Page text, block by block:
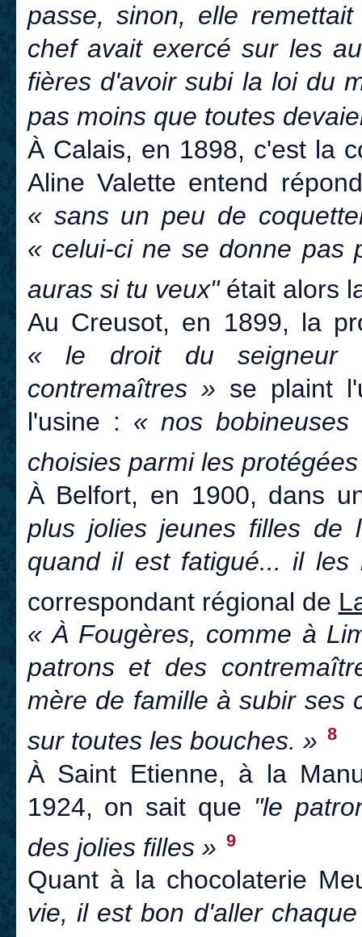
passe, sinon, elle
chef avait exercé sur les
fières d'avoir subi la loi du
pas moins que toutes
À Calais, en 1898, c'est la
Aline Valette entend
« sans un peu de
« celui-ci ne se donne pas
auras si tu veux"était alors
Au Creusot, en 1899, la
« le droit du seigneur
contremaîtres » se plaint
l'usine : « nos
choisies parmi les
À Belfort, en 1900, dans
plus jolies jeunes filles
quand il est fatigué... il les
correspondant régional de
« À Fougères, comme à
patrons et des
mère de famille à subir ses
sur toutes les bouches. » 8
À Saint Etienne, à la
1924, on sait que "le
des jolies filles » 9
Quant à la chocolaterie
vie, il est bon d'aller